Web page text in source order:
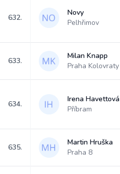
632.
Novy
Pelhřimov
633.
Milan Knapp
Praha Kolovraty
634.
Irena Havettová
Příbram
635.
Martin Hruška
Praha 8